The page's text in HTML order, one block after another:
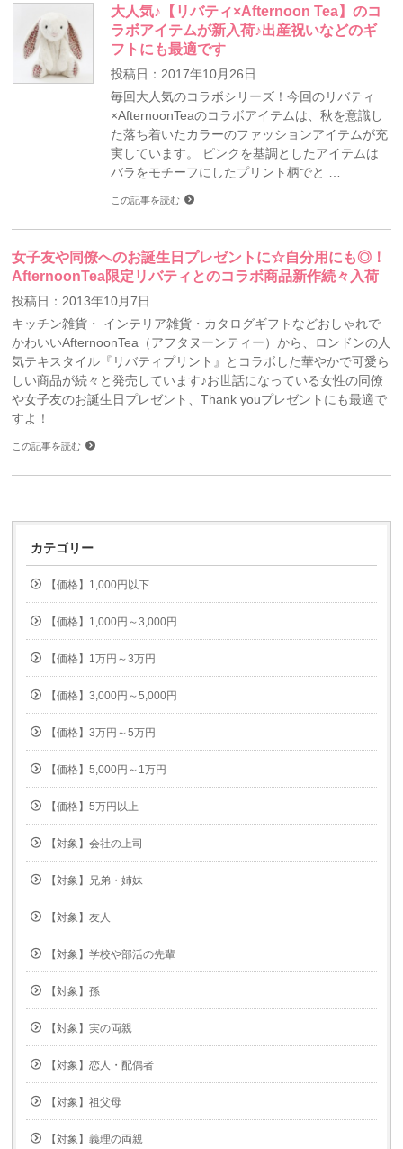
大人気♪【リバティ×Afternoon Tea】のコ
ラボアイテムが新入荷♪出産祝いなどのギ
フトにも最適です
投稿日：2017年10月26日
毎回大人気のコラボシリーズ！今回のリバティ
×AfternoonTeaのコラボアイテムは、秋を意識し
た落ち着いたカラーのファッションアイテムが充
実しています。 ピンクを基調としたアイテムは
バラをモチーフにしたプリント柄でと …
この記事を読む
女子友や同僚へのお誕生日プレゼントに☆自分用にも◎！
AfternoonTea限定リバティとのコラボ商品新作続々入荷
投稿日：2013年10月7日
キッチン雑貨・ インテリア雑貨・カタログギフトなどおしゃれで
かわいいAfternoonTea（アフタヌーンティー）から、ロンドンの人
気テキスタイル『リバティプリント』とコラボした華やかで可愛ら
しい商品が続々と発売しています♪お世話になっている女性の同僚
や女子友のお誕生日プレゼント、Thank youプレゼントにも最適で
すよ！
この記事を読む
カテゴリー
【価格】1,000円以下
【価格】1,000円～3,000円
【価格】1万円～3万円
【価格】3,000円～5,000円
【価格】3万円～5万円
【価格】5,000円～1万円
【価格】5万円以上
【対象】会社の上司
【対象】兄弟・姉妹
【対象】友人
【対象】学校や部活の先輩
【対象】孫
【対象】実の両親
【対象】恋人・配偶者
【対象】祖父母
【対象】義理の両親